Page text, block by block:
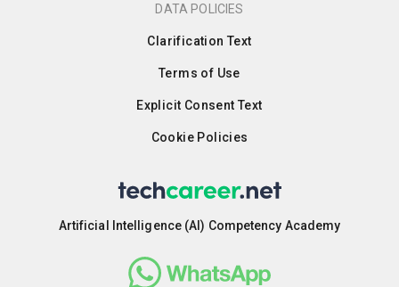
DATA POLICIES
Clarification Text
Terms of Use
Explicit Consent Text
Cookie Policies
Artificial Intelligence (AI) Competency Academy